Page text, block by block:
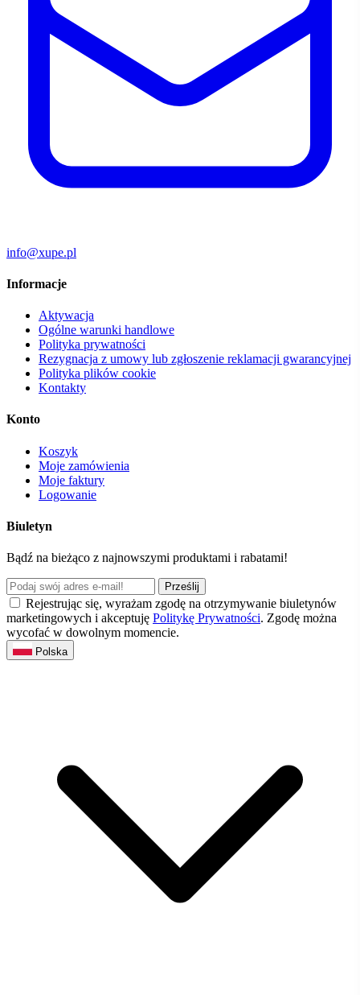
info@xupe.pl
Informacje
Aktywacja
Ogólne warunki handlowe
Polityka prywatności
Rezygnacja z umowy lub zgłoszenie reklamacji gwarancyjnej
Polityka plików cookie
Kontakty
Konto
Koszyk
Moje zamówienia
Moje faktury
Logowanie
Biuletyn
Bądź na bieżąco z najnowszymi produktami i rabatami!
Prześlij
Rejestrując się, wyrażam zgodę na otrzymywanie biuletynów
marketingowych i akceptuję Politykę Prywatności. Zgodę można
wycofać w dowolnym momencie.
Polska